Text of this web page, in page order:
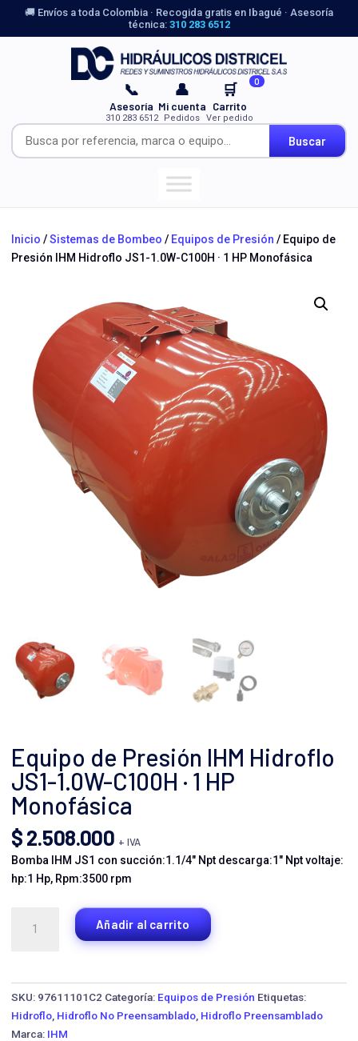
🚚 Envíos a toda Colombia · Recogida gratis en Ibagué · Asesoría
técnica: 310 283 6512
Buscar
📞
Asesoría
310 283 6512
👤
Mi cuenta
Pedidos
🛒 0
Carrito
Ver pedido
Inicio /Sistemas de Bombeo / Equipos de Presión / Equipo de
Presión IHM Hidroflo JS1-1.0W-C100H · 1 HP Monofásica
Equipo de Presión IHM Hidroflo
JS1-1.0W-C100H · 1 HP
Monofásica
$2.508.000 + IVA
Bomba IHM JS1 con succión:1.1/4″ Npt descarga:1″ Npt voltaje:
hp:1 Hp, Rpm:3500 rpm
Añadir al carrito
SKU: 97611101C2 Categoría: Equipos de Presión Etiquetas:
Hidroflo Hidroflo No Preensamblado Hidroflo Preensamblado
Marca: IHM